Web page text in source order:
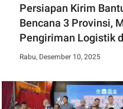
Persiapan Kirim
Bencana 3 Provinsi,
Pengiriman Logistik
Rabu, Desember 10, 2025